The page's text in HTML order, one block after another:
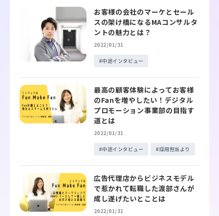
2022/01/31
お客様の会社のマーケとセール
スの架け橋になるMAコンサルタ
ントの魅力とは？
中途インタビュー
2022/01/31
最高の顧客体験によってお客様
のFanを増やしたい！デジタル
プロモーション事業部の目指す
道とは
中途インタビュー 採用担当より
2022/01/31
広告代理店からビジネスモデル
で惹かれて転職した渡部さんが
成し遂げたいとことは